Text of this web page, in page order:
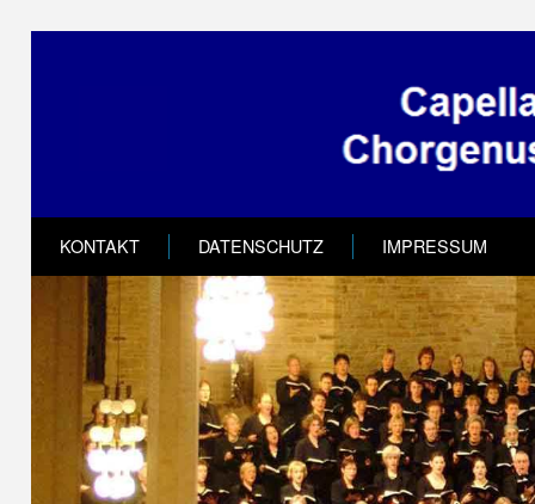
KONTAKT DATENSCHUTZ IMPRESSUM